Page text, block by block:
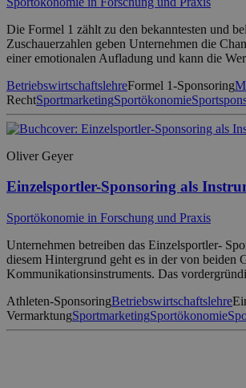
Die Formel 1 zählt zu den bekanntesten und
Zuschauerzahlen geben Unternehmen die
einer emotionalen Aufladung und kann die
BetriebswirtschaftslehreFormel 1-Sponsoring
RechtSportmarketingSportökonomie
Oliver Geyer
Einzelsportler-Sponsoring als
Sportökonomie in Forschung und Praxis
Unternehmen betreiben das Einzelsportler-
diesem Hintergrund geht es in der von beiden
Kommunikationsinstruments. Das
Athleten-SponsoringBetriebswirtschaftslehre
VermarktungSportmarketingSportökonomie